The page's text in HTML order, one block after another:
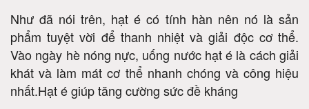
Như đã nói trên, hạt é có tính hàn nên nó là sản
phẩm tuyệt vời để thanh nhiệt và giải độc cơ thể.
Vào ngày hè nóng nực, uống nước hạt é là cách giải
khát và làm mát cơ thể nhanh chóng và công hiệu
nhất.Hạt é giúp tăng cường sức đề kháng